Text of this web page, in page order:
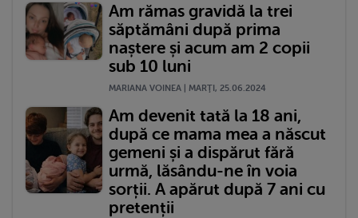
Am rămas gravidă la trei
săptămâni după prima
naștere și acum am 2 copii
sub 10 luni
MARIANA VOINEA | MARŢI, 25.06.2024
Am devenit tată la 18 ani,
după ce mama mea a născut
gemeni și a dispărut fără
urmă, lăsându-ne în voia
sorții. A apărut după 7 ani cu
pretenții